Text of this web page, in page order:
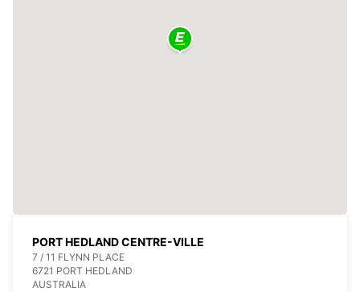
PORT HEDLAND CENTRE-VILLE
7 / 11 FLYNN PLACE
6721 PORT HEDLAND
AUSTRALIA